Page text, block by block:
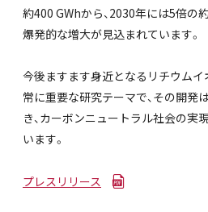
約400 GWhから、2030年には5倍の
爆発的な増大が見込まれています。
今後ますます身近となるリチウムイ
常に重要な研究テーマで、その開発
き、カーボンニュートラル社会の実
います。
プレスリリース